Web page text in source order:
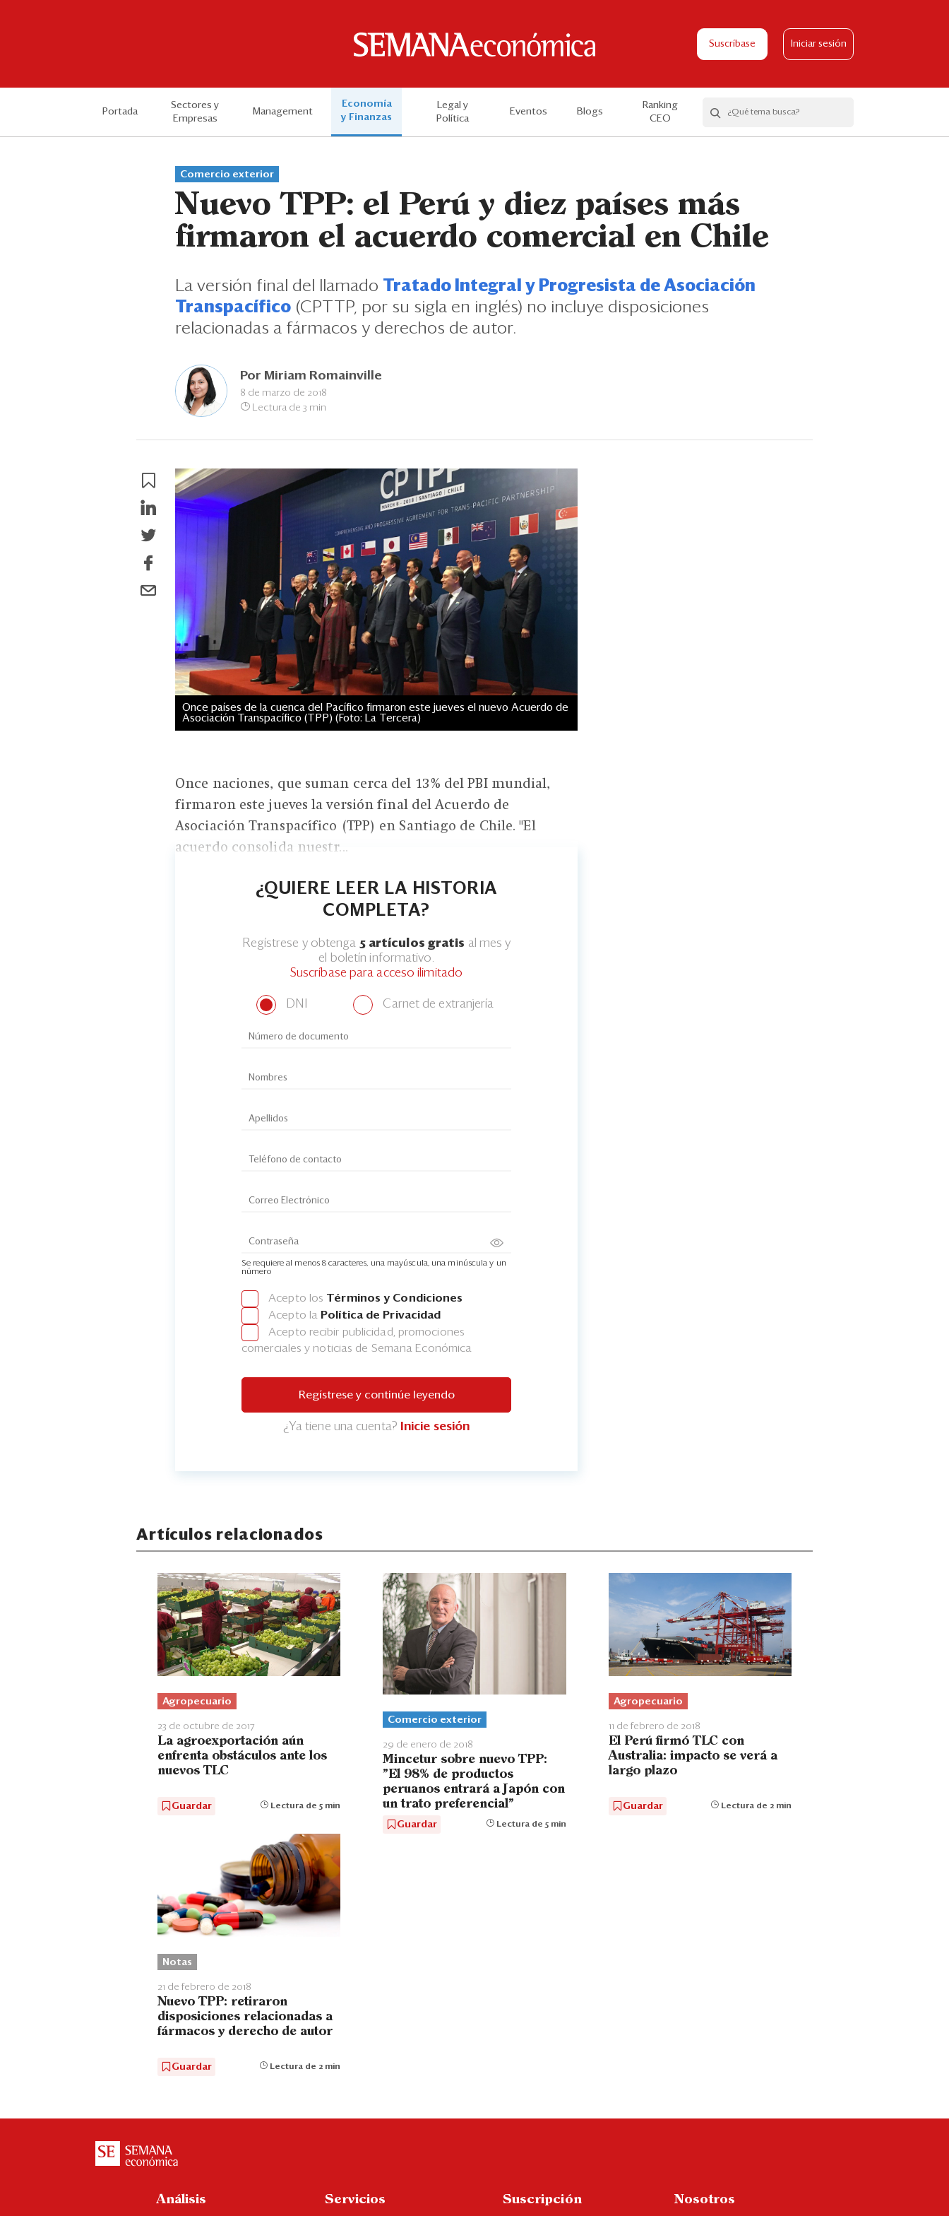
Suscríbase Iniciar sesión
Portada
Sectores y
Empresas
Management
Economía
y Finanzas
Legal y
Política
Eventos Blogs
Ranking
CEO
Comercio exterior
Nuevo TPP: el Perú y diez países más
firmaron el acuerdo comercial en Chile
La versión final del llamado Tratado Integral y Progresista de Asociación
Transpacífico (CPTTP, por su sigla en inglés) no incluye disposiciones
relacionadas a fármacos y derechos de autor.
Por Miriam Romainville
8 de marzo de 2018
Lectura de 3 min
Once países de la cuenca del Pacífico firmaron este jueves el nuevo Acuerdo de
Asociación Transpacífico (TPP) (Foto: La Tercera)
Once naciones, que suman cerca del 13% del PBI mundial,
firmaron este jueves la versión final del Acuerdo de
Asociación Transpacífico (TPP) en Santiago de Chile. "El
acuerdo consolida nuestr...
¿QUIERE LEER LA HISTORIA
COMPLETA?
Regístrese y obtenga 5 artículos gratis al mes y
el boletín informativo.
Suscríbase para acceso ilimitado
DNI Carnet de extranjería
Se requiere al menos 8 caracteres, una mayúscula, una minúscula y un
número
Acepto los Términos y Condiciones
Acepto la Política de Privacidad
Acepto recibir publicidad, promociones
comerciales y noticias de Semana Económica
Regístrese y continúe leyendo
¿Ya tiene una cuenta? Inicie sesión
Artículos relacionados
Agropecuario
23 de octubre de 2017
La agroexportación aún
enfrenta obstáculos ante los
nuevos TLC
Guardar Lectura de 5 min
Comercio exterior
29 de enero de 2018
Mincetur sobre nuevo TPP:
"El 98% de productos
peruanos entrará a Japón con
un trato preferencial"
Guardar Lectura de 5 min
Agropecuario
11 de febrero de 2018
El Perú firmó TLC con
Australia: impacto se verá a
largo plazo
Guardar Lectura de 2 min
Notas
21 de febrero de 2018
Nuevo TPP: retiraron
disposiciones relacionadas a
fármacos y derecho de autor
Guardar Lectura de 2 min
Análisis Servicios Suscripción Nosotros